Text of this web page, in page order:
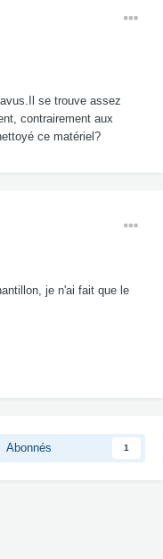
se trouve assez
contrairement aux
ce matériel?
je n'ai fait que le
Abonnés 1